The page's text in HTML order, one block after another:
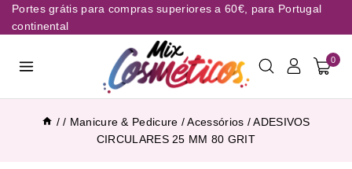
Portes grátis para compras superiores a 60€, para Portugal
continental
0
/ / Manicure & Pedicure / Acessórios / ADESIVOS
CIRCULARES 25 MM 80 GRIT